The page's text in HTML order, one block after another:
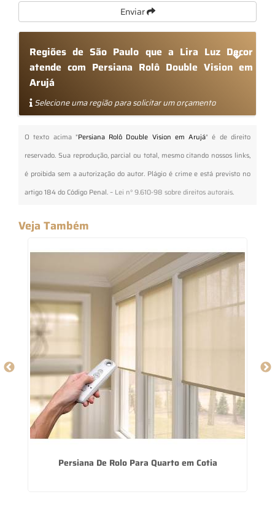
Enviar
Regiões de São Paulo que a Lira Luz Decor
atende com Persiana Rolô Double Vision em
Arujá
Selecione uma região para solicitar um orçamento
O texto acima "Persiana Rolô Double Vision em Arujá" é de direito
reservado. Sua reprodução, parcial ou total, mesmo citando nossos links,
é proibida sem a autorização do autor. Plágio é crime e está previsto no
artigo 184 do Código Penal. – Lei n° 9.610-98 sobre direitos autorais.
Veja Também
Persiana De Rolo Para Quarto em Cotia